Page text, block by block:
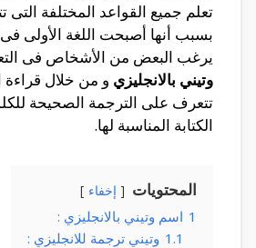
تعلم جميع القواعد المختلفة التى
بسبب أنها أصبحت اللغة الأولى فى
يرغب البعض من الأشخاص فى
وتيني بالانجليزي و من خلال قراءة
تتعرف على الترجمة الصحيحة
الكتابة المناسبة لها.
المحتويات إخفاء
1 اسم وتيني بالانجليزي :
1.1 وتيني ترجمة للانجليزي :